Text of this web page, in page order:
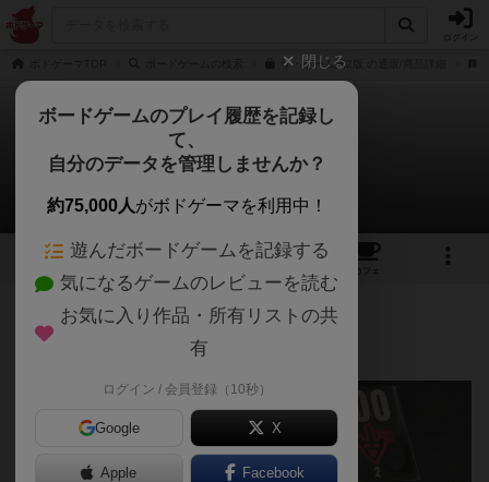
ザ・ゲーム第2版 の通販/商品詳細
ザ・ゲーム
こっこさんのレビュー
22 10 50
カフェ
343名 1名 0 約2年前
閉じる
ボードゲームのプレイ履歴を記録し
て、
自分のデータを管理しませんか？
約75,000人がボドゲーマを利用中！
遊んだボードゲームを記録する
気になるゲームのレビューを読む
お気に入り作品・所有リストの共
有
ログイン / 会員登録（10秒）
Google X
Apple Facebook